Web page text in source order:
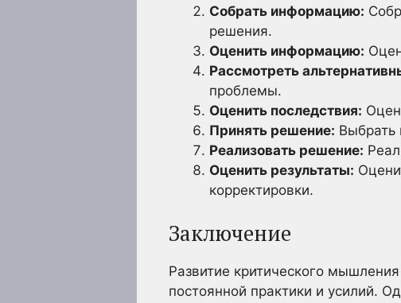
Собрать информацию:
решения.
Оценить информацию:
Рассмотреть
проблемы.
Оценить последствия:
Принять решение: Выбрать
Реализовать решение:
Оценить результаты:
корректировки.
Заключение
Развитие критического
постоянной практики и усилий.